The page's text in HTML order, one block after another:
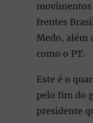
movimentos
frentes
Medo, além
como o PT.
Este é o
pelo fim do
presidente